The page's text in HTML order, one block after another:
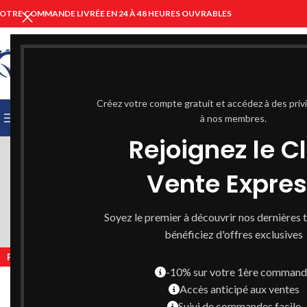
Créez votre compte gratuit et accédez à des
à nos membres.
Rejoignez le
Vente
Soyez le premier à découvrir nos dernières
bénéficiez d'offres exclusives
-10% sur votre 1ère
Accès anticipé aux ventes
COMMANDE LIVRÉE EN 24 À 48 HEURES OUVRABLES
ACCUEILPARAPHARMACIE
Politique de Livraison :